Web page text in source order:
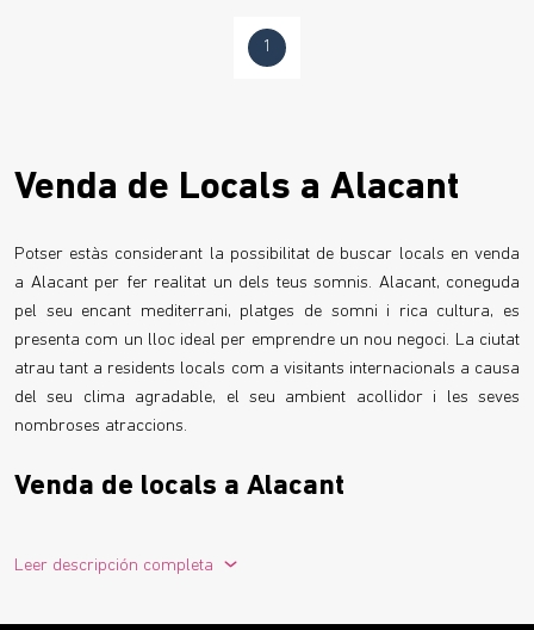
1
Venda de Locals a Alacant
Potser estàs considerant la possibilitat de buscar locals en venda
a Alacant per fer realitat un dels teus somnis. Alacant, coneguda
pel seu encant mediterrani, platges de somni i rica cultura, es
presenta com un lloc ideal per emprendre un nou negoci. La ciutat
atrau tant a residents locals com a visitants internacionals a causa
del seu clima agradable, el seu ambient acollidor i les seves
nombroses atraccions.
Venda de locals a Alacant
l'entorn marítim. La ciutat té una àmplia oferta turística, rebent
Leer descripción completa